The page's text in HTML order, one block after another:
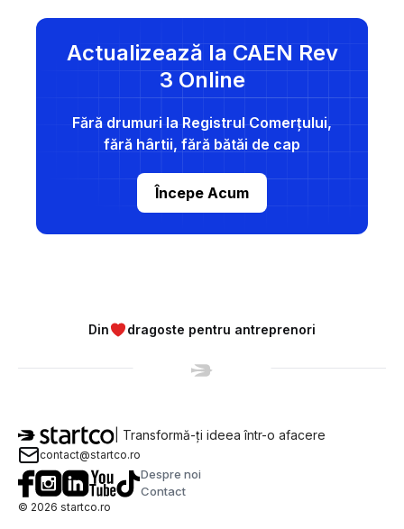
Actualizează la CAEN Rev
3 Online
Fără drumuri la Registrul Comerțului,
fără hârtii, fără bătăi de cap
Începe Acum
Din dragoste pentru antreprenori
| Transformă-ți ideea într-o afacere
contact@startco.ro
Despre noi
Contact
© 2026 startco.ro